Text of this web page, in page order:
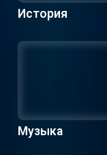
История
Музыка